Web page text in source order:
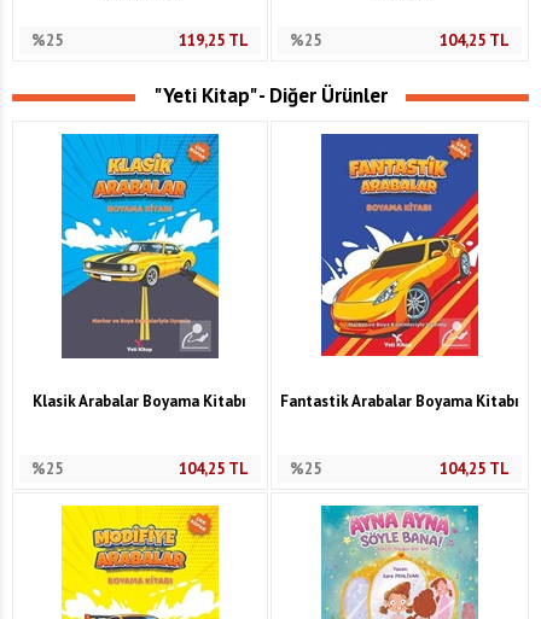
%25 119,25TL %25 104,25 TL
"Yeti Kitap" - Diğer Ürünler
Klasik Arabalar Boyama Kitabı
%25 104,25TL
Fantastik Arabalar Boyama Kitabı
%25 104,25 TL